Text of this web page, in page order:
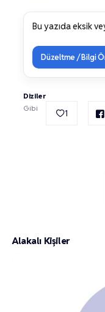
Bu yazıda eksik
Düzeltme / Bilgi
Diziler
Gibi
1
Alakalı Kişiler